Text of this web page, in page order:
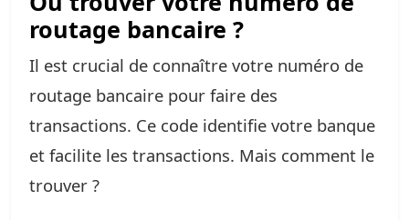
routage bancaire ?
Il est crucial de connaître votre numéro de
routage bancaire pour faire des
transactions. Ce code identifie votre banque
et facilite les transactions. Mais comment le
trouver ?